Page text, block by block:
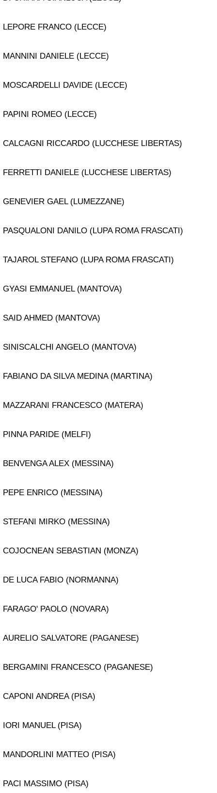
LEPORE FRANCO (LECCE)
MANNINI DANIELE (LECCE)
MOSCARDELLI DAVIDE (LECCE)
PAPINI ROMEO (LECCE)
CALCAGNI RICCARDO (LUCCHESE LIBERTAS)
FERRETTI DANIELE (LUCCHESE LIBERTAS)
GENEVIER GAEL (LUMEZZANE)
PASQUALONI DANILO (LUPA ROMA FRASCATI)
TAJAROL STEFANO (LUPA ROMA FRASCATI)
GYASI EMMANUEL (MANTOVA)
SAID AHMED (MANTOVA)
SINISCALCHI ANGELO (MANTOVA)
FABIANO DA SILVA MEDINA (MARTINA)
MAZZARANI FRANCESCO (MATERA)
PINNA PARIDE (MELFI)
BENVENGA ALEX (MESSINA)
PEPE ENRICO (MESSINA)
STEFANI MIRKO (MESSINA)
COJOCNEAN SEBASTIAN (MONZA)
DE LUCA FABIO (NORMANNA)
FARAGO' PAOLO (NOVARA)
AURELIO SALVATORE (PAGANESE)
BERGAMINI FRANCESCO (PAGANESE)
CAPONI ANDREA (PISA)
IORI MANUEL (PISA)
MANDORLINI MATTEO (PISA)
PACI MASSIMO (PISA)